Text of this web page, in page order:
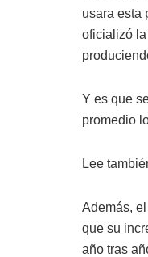
usara esta
oficializó
Y es que
promedio
Lee
Además,
que su
año tras